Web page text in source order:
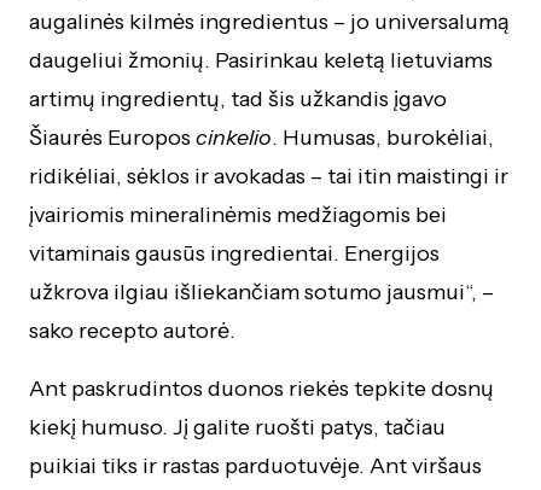
augalinės kilmės ingredientus – jo universalumą
daugeliui žmonių. Pasirinkau keletą lietuviams
artimų ingredientų, tad šis užkandis įgavo
Šiaurės Europos cinkelio. Humusas, burokėliai,
ridikėliai, sėklos ir avokadas – tai itin maistingi ir
įvairiomis mineralinėmis medžiagomis bei
vitaminais gausūs ingredientai. Energijos
užkrova ilgiau išliekančiam sotumo jausmui“, –
sako recepto autorė.
Ant paskrudintos duonos riekės tepkite dosnų
kiekį humuso. Jį galite ruošti patys, tačiau
puikiai tiks ir rastas parduotuvėje. Ant viršaus